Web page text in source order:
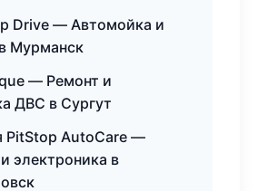
Drive — Автомойка и
Мурманск
— Ремонт и
ДВС в Сургут
PitStop AutoCare —
электроника в